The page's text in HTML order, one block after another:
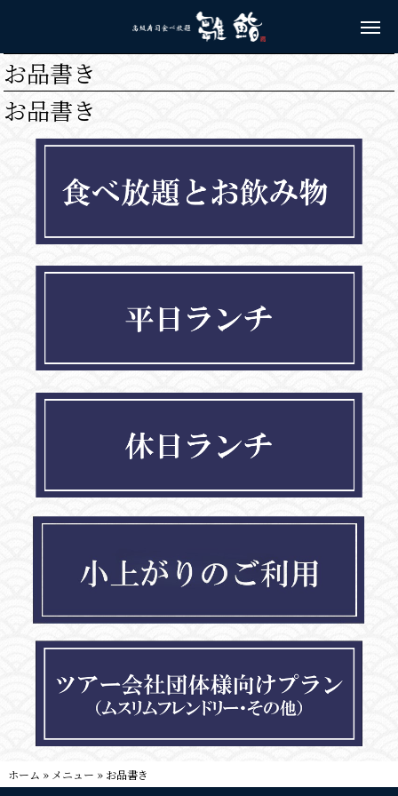
お品書き
お品書き
ホーム » メニュー » お品書き